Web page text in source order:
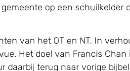
op een schuilkelder
van het OT en NT. In
Het doel van Francis
daarbij terug naar vorige